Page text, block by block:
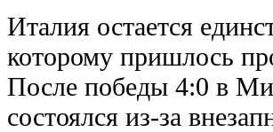
Италия остается
которому пришлось
После победы 4:0 в
состоялся из-за